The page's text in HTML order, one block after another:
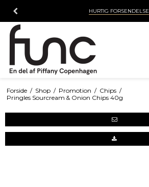
HURTIG FORSENDELSE
Forside / Shop / Promotion / Chips /
Pringles Sourcream & Onion Chips 40g